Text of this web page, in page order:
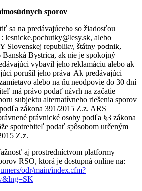
sporov
sa na predávajúceho so žiadosťou
lesnicke.pochutky@lesy.sk, alebo
Slovenskej republiky, štátny podnik,
Banská Bystrica, ak nie je spokojný
vybavil jeho reklamáciu alebo ak
porušil jeho práva. Ak predávajúci
alebo na ňu neodpovie do 30 dní
má právo podať návrh na začatie
subjektu alternatívneho riešenia sporov
zákona 391/2015 Z.z. ARS
právnické osoby podľa §3 zákona
spotrebiteľ podať spôsobom určeným
Z.z.
aj prostredníctvom platformy
RSO, ktorá je dostupná online na:
odr/main/index.cfm?